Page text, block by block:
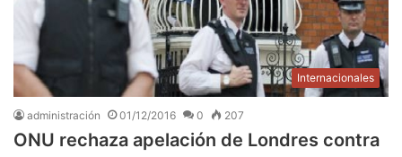
Internacionales
administración 01/12/2016 0 207
ONU rechaza apelación de Londres contra